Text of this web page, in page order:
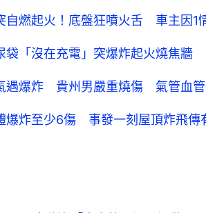
自燃起火！底盤狂噴火舌 車主因1
袋「沒在充電」突爆炸起火燒焦牆
遇爆炸 貴州男嚴重燒傷 氣管血管
爆炸至少6傷 事發一刻屋頂炸飛傳